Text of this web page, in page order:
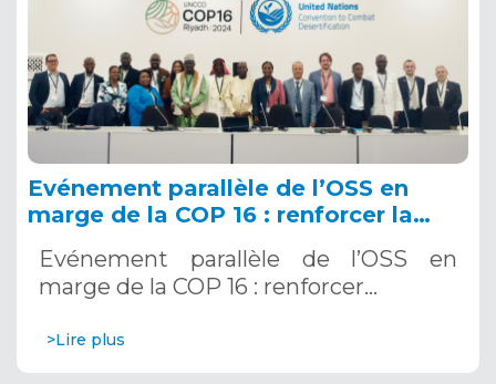
Evénement parallèle de l’OSS en
marge de la COP 16 : renforcer la
Systèmes d’Alerte Précoce
Multirisques. 12 décembre 2024
Evénement parallèle de l’OSS en
marge de la COP 16 : renforcer…
>Lire plus